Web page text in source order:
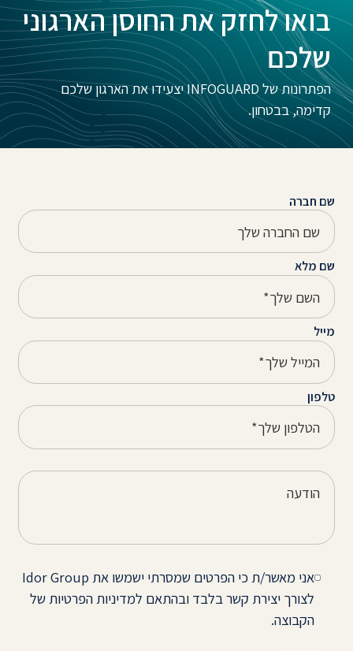
בואו לחזק את החוסן הארגוני
שלכם
הפתרונות של INFOGUARD יצעידו את הארגון שלכם
קדימה, בבטחון.
שם חברה
שם מלא
מייל
טלפון
אני מאשר/ת כי הפרטים שמסרתי ישמשו את Idor Group
לצורך יצירת קשר בלבד ובהתאם למדיניות הפרטיות של
הקבוצה.